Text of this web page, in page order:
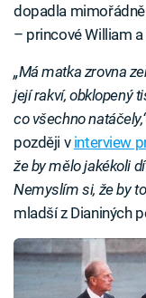
dopadla
– princové William a
„Má matka zrovna
její rakví, obklopený
co všechno
později v interview
že by mělo jakékoli
Nemyslím si, že by
mladší z Dianiných